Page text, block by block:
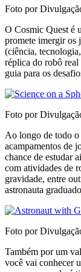
Foto por
O Cosmic Quest é
promete imergir os
(ciência,
réplica do robô
guia para os
Foto por
Ao longo de todo o
acampamentos de
chance de estudar
com atividades de
gravidade, entre
astronauta
Foto por
Também por um
você vai conhecer